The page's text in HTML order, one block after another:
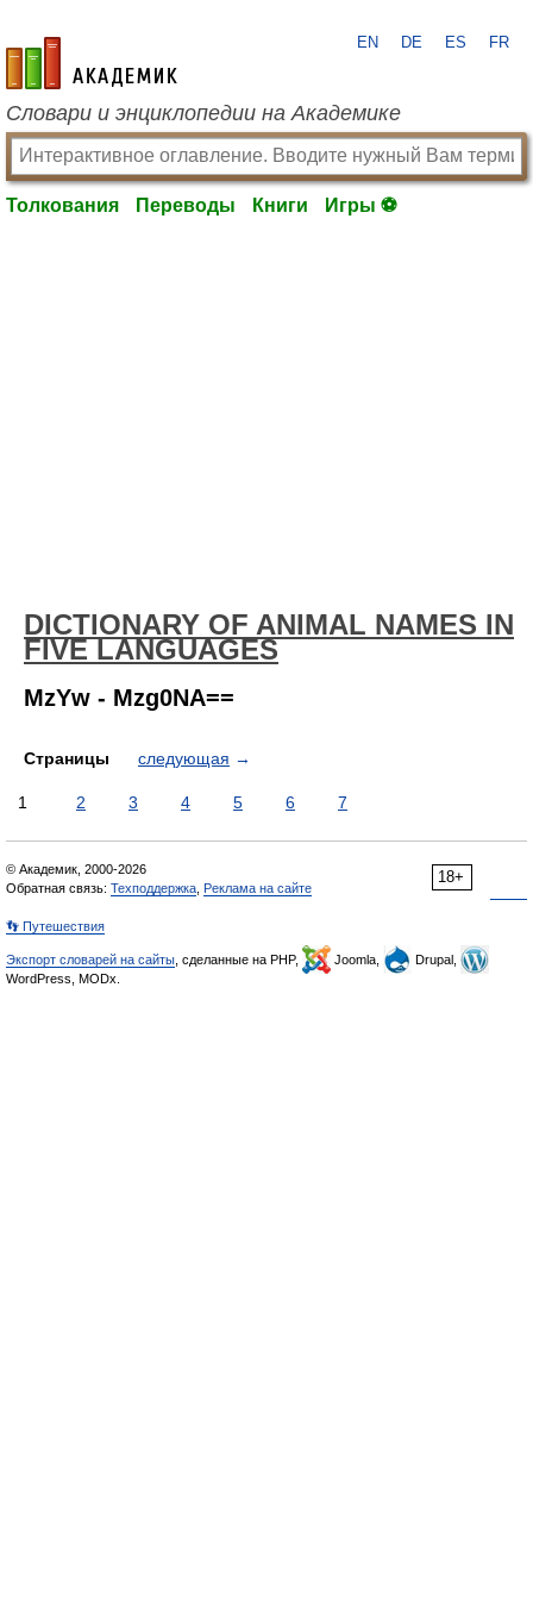
academic.ru
EN DE ES FR
Словари и энциклопедии на Академике
Толкования Переводы Книги Игры ⚽
DICTIONARY OF ANIMAL NAMES IN
FIVE LANGUAGES
MzYw - Mzg0NA==
Страницы следующая →
1 2 3 4 5 6 7
18+
© Академик, 2000-2026
Обратная связь: Техподдержка Реклама на сайте
👣 Путешествия
Экспорт словарей на сайты , сделанные на PHP, Joomla,
Drupal,
WordPress, MODx.